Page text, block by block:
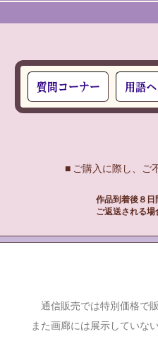
■ ご購入に際し、ご
作品到着後８日
ご返送される場
通信販売では特別価格で
また画廊には展示していな